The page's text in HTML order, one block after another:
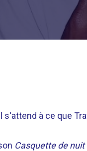
s'attend à ce que
Casquette de nuit